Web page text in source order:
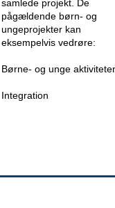
samlede projekt. De
pågældende børn- og
ungeprojekter kan
eksempelvis vedrøre:
Børne- og unge aktiviteter
Integration